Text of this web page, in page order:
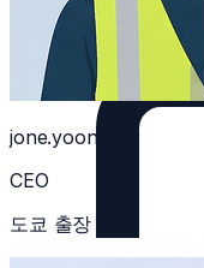
jone.yoon
CEO
도쿄 출장